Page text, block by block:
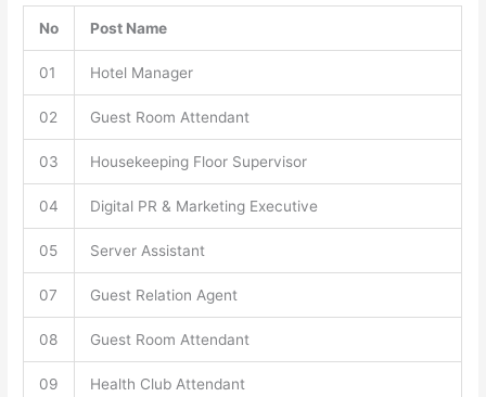
No Post Name
01 Hotel Manager
02 Guest Room Attendant
03 Housekeeping Floor Supervisor
04 Digital PR & Marketing Executive
05 Server Assistant
07 Guest Relation Agent
08 Guest Room Attendant
09 Health Club Attendant